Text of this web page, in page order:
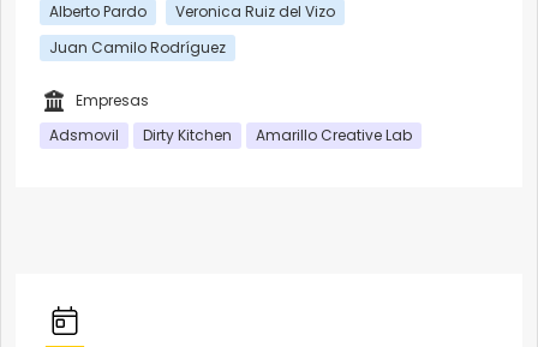
Alberto Pardo
Veronica Ruiz del Vizo
Juan Camilo Rodríguez
Empresas
Adsmovil
Dirty Kitchen Amarillo Creative Lab